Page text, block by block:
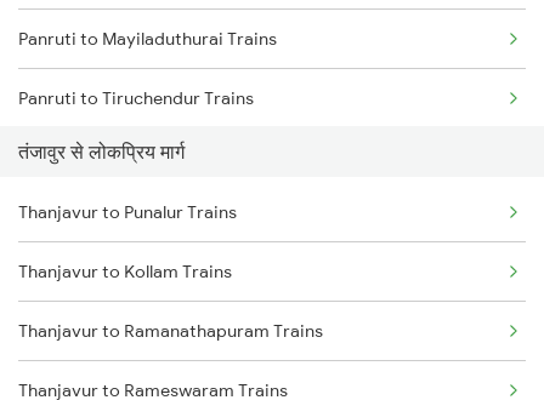
Panruti to Mayiladuthurai Trains
Panruti to Tiruchendur Trains
Panruti to Tirunelveli Trains
Panruti to Madurai Trains
Panruti to Kovilpatti Trains
तंजावुर से लोकप्रिय मार्ग
Thanjavur to Punalur Trains
Thanjavur to Kollam Trains
Thanjavur to Ramanathapuram Trains
Thanjavur to Rameswaram Trains